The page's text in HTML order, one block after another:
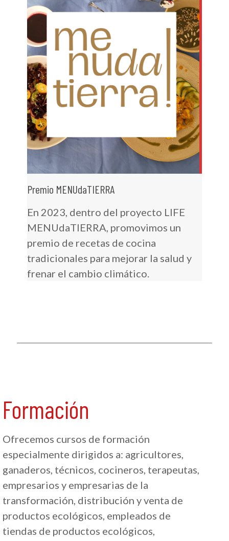
Premio MENUdaTIERRA
En 2023, dentro del proyecto LIFE
MENUdaTIERRA, promovimos un
premio de recetas de cocina
tradicionales para mejorar la salud y
frenar el cambio climático.
Formación
Ofrecemos cursos de formación
especialmente dirigidos a: agricultores,
ganaderos, técnicos, cocineros, terapeutas,
empresarios y empresarias de la
transformación, distribución y venta de
productos ecológicos, empleados de
tiendas de productos ecológicos,